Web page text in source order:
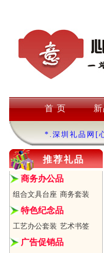
首 页 新
*.深圳礼品网[
推荐礼品
商务办公品
组合文具台座 商务套装
特色纪念品
工艺办公套装 艺术书签
广告促销品